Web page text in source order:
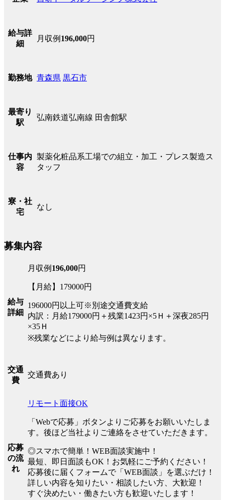
給与詳
細
月収例 196,000円
勤務地 青森県 黒石市
最寄り
駅
弘南鉄道弘南線 田舎館駅
仕事内
容
製薬化粧品系工場での組立・加工・プレス製造ス
タッフ
寮・社
宅
なし
募集内容
給与
詳細
月収例 196,000円
【月給】179000円
196000円以上可※別途交通費支給
内訳：月給179000円＋残業1423円×5Ｈ＋深夜285円
×35Ｈ
※残業などにより給与例は異なります。
交通
費
交通費あり
応募
の流
れ
リモート面接OK
「Webで応募」ボタンよりご応募をお願いいたしま
す。後ほど当社よりご連絡をさせていただきます。
◎スマホで簡単！WEB面談実施中！
最短、即日面談もOK！お気軽にご予約ください！
応募後に届くフォームで「WEB面談」を選ぶだけ！
詳しい内容を知りたい・相談したい方、大歓迎！
すぐ決めたい・働きたい方も歓迎いたします！